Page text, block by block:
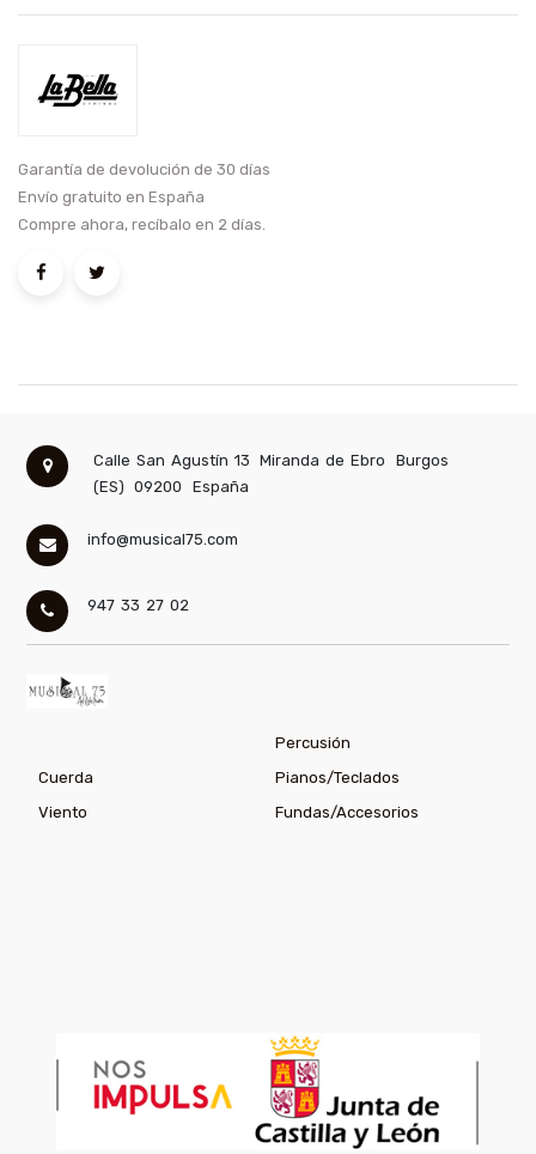
Garantía de devolución de 30 días
Envío gratuito en España
Compre ahora, recíbalo en 2 días.
Calle San Agustín 13 Miranda de Ebro
Burgos
(ES)
09200 España
info@musical75.com
947 33 27 02
Percusión
Cuerda
Pianos/Teclados
Viento
Fundas/Accesorios